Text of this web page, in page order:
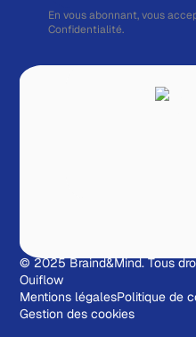
© 2025 Braind&Mind. Tous
Ouiflow
Mentions légalesPolitique de
Gestion des cookies
En vous abonnant, vous
Confidentialité.